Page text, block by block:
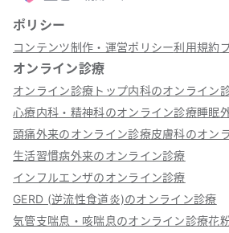
ポリシー
コンテンツ制作・運営ポリシー利用規約
オンライン診療
オンライン診療トップ内科のオンライン
心療内科・精神科のオンライン診療睡眠
頭痛外来のオンライン診療皮膚科のオン
生活習慣病外来のオンライン診療
インフルエンザのオンライン診療
GERD (逆流性食道炎)のオンライン診療
気管支喘息・咳喘息のオンライン診療花